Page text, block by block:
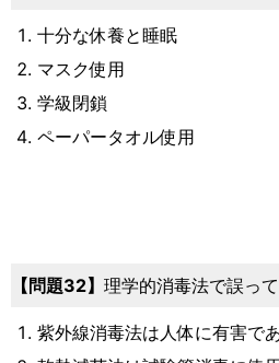
十分な休養と睡眠
マスク使用
学級閉鎖
ペーパータオル使用
32 理学的消毒法で誤っ
紫外線消毒法は人体に有害で